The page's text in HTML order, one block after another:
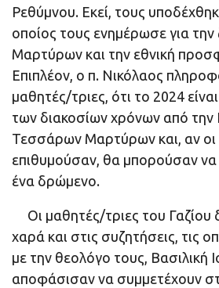
Ρεθύμνου. Εκεί, τους
οποίος τους ενημέρωσε για
Μαρτύρων και την εθνική
Επιπλέον, ο π. Νικόλαος
μαθητές/τριες, ότι το 2024
των διακοσίων χρόνων από την
Τεσσάρων Μαρτύρων και, αν οι
επιθυμούσαν, θα μπορούσαν να
ένα δρώμενο.
Οι μαθητές/τριες του Γαζίου
χαρά και στις συζητήσεις, τις
με την θεολόγο τους, Βασιλική
αποφάσισαν να συμμετέχουν